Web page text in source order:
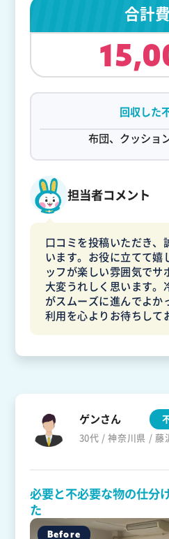
合計
回収した
布団、クッショ
担当者コメント
口コミを投稿いただき、
います。お役に立てて嬉
ッフが楽しい雰囲気でサ
大変うれしく思います。
がスムーズに進んでよか
利用を心よりお待ちして
ゲンさん
30代 / 神奈川県 / 藤
必要と不必要な物の仕分
た